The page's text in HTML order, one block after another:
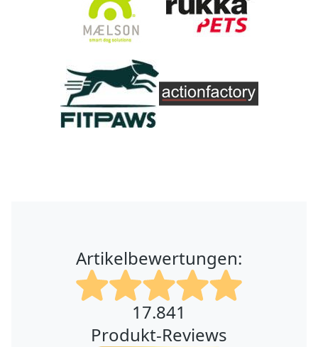
Artikelbewertungen:
17.841
Produkt-Reviews